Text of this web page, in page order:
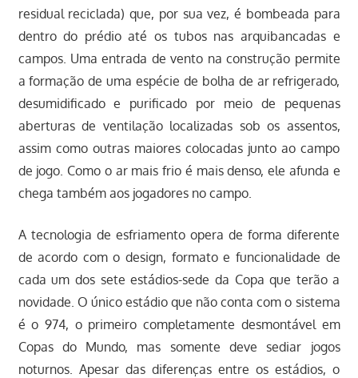
residual reciclada) que, por sua vez, é bombeada para
dentro do prédio até os tubos nas arquibancadas e
campos. Uma entrada de vento na construção permite
a formação de uma espécie de bolha de ar refrigerado,
desumidificado e purificado por meio de pequenas
aberturas de ventilação localizadas sob os assentos,
assim como outras maiores colocadas junto ao campo
de jogo. Como o ar mais frio é mais denso, ele afunda e
chega também aos jogadores no campo.
A tecnologia de esfriamento opera de forma diferente
de acordo com o design, formato e funcionalidade de
cada um dos sete estádios-sede da Copa que terão a
novidade. O único estádio que não conta com o sistema
é o 974, o primeiro completamente desmontável em
Copas do Mundo, mas somente deve sediar jogos
noturnos. Apesar das diferenças entre os estádios, o